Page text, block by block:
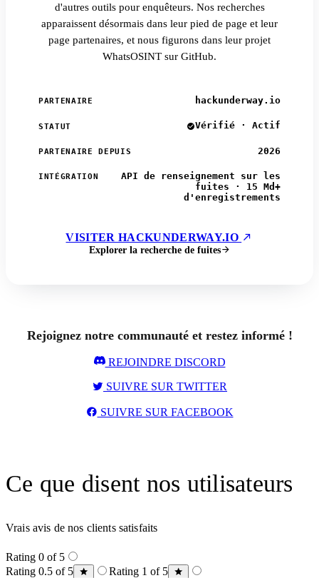
d'autres outils pour enquêteurs. Nos recherches
apparaissent désormais dans leur pied de page et leur
page partenaires, et nous figurons dans leur projet
WhatsOSINT sur GitHub.
PARTENAIRE hackunderway.io
STATUT Vérifié · Actif
PARTENAIRE DEPUIS 2026
INTÉGRATION
API de renseignement sur les
fuites · 15 Md+
d'enregistrements
VISITER HACKUNDERWAY.IO
Explorer la recherche de fuites
Rejoignez notre communauté et restez informé !
REJOINDRE DISCORD
SUIVRE SUR TWITTER
SUIVRE SUR FACEBOOK
Ce que disent nos utilisateurs
Vrais avis de nos clients satisfaits
Rating 0 of 5
Rating 0.5 of 5
Rating 1 of 5